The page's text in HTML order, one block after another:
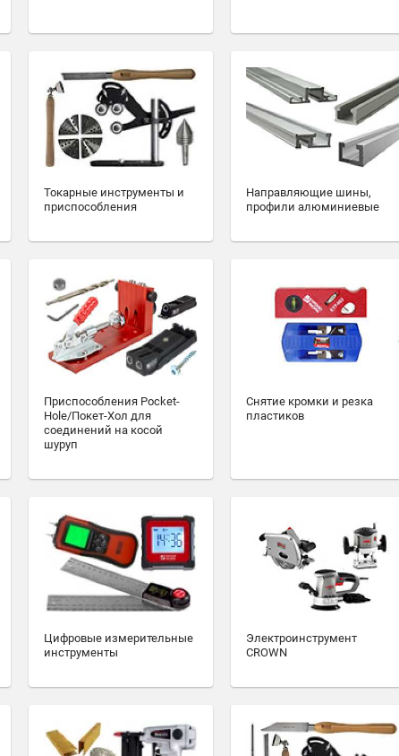
Токарные инструменты и
приспособления
Направляющие шины,
профили алюминиевые
Приспособления Pocket-
Hole/Покет-Хол для
соединений на косой
шуруп
Снятие кромки и резка
пластиков
Цифровые измерительные
инструменты
Электроинструмент
CROWN